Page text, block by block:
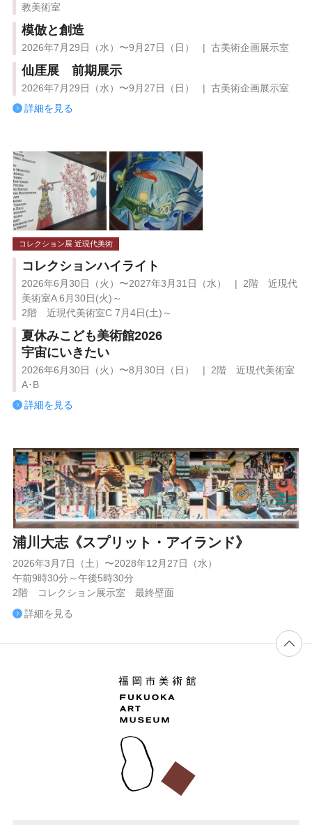
教美術室
模倣と創造
2026年7月29日（水）〜9月27日（日） | 古美術企画展示室
仙厓展 前期展示
2026年7月29日（水）〜9月27日（日） | 古美術企画展示室
詳細を見る
コレクション展 近現代美術
コレクションハイライト
2026年6月30日（火）〜2027年3月31日（水） | 2階 近現代
美術室A 6月30日(火)～
2階 近現代美術室C 7月4日(土)～
夏休みこども美術館2026
宇宙にいきたい
2026年6月30日（火）〜8月30日（日） | 2階 近現代美術室
A･B
詳細を見る
浦川大志《スプリット・アイランド》
2026年3月7日（土）〜2028年12月27日（水）
午前9時30分～午後5時30分
2階 コレクション展示室 最終壁面
詳細を見る